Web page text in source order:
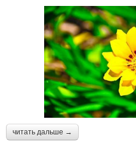
читать дальше →